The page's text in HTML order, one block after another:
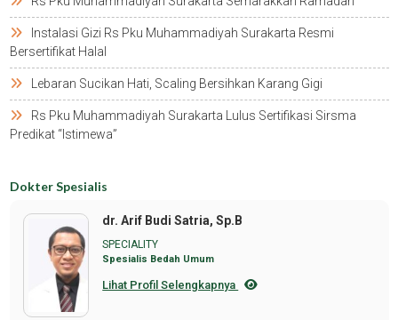
Instalasi Gizi Rs Pku Muhammadiyah Surakarta Resmi
Bersertifikat Halal
Lebaran Sucikan Hati, Scaling Bersihkan Karang Gigi
Rs Pku Muhammadiyah Surakarta Lulus Sertifikasi Sirsma
Predikat “istimewa”
Dokter Spesialis
dr. Arif Budi Satria, Sp.B
SPECIALITY
Spesialis Bedah Umum
Lihat Profil Selengkapnya